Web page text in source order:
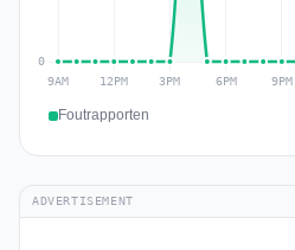
Foutrapporten
ADVERTISEMENT